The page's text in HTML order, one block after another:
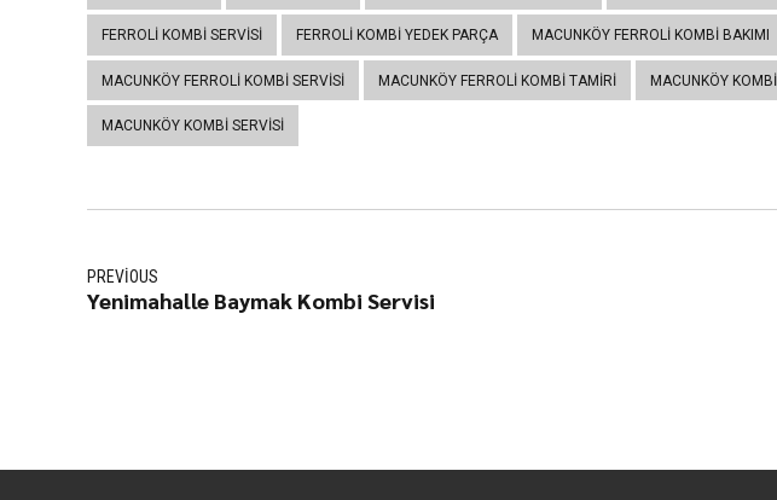
FERROLI KOMBI SERVISI FERROLI KOMBI YEDEK PARÇA MACUNKÖY FERROLI KOMBI BAKIMI
MACUNKÖY FERROLI KOMBI SERVISI MACUNKÖY FERROLI KOMBI TAMIRI MACUNKÖY KOMBI
MACUNKÖY KOMBI SERVISI
PREVIOUS
Yenimahalle Baymak Kombi Servisi